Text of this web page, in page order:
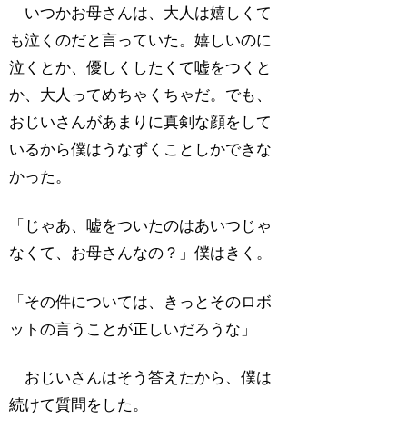
いつかお母さんは、大人は嬉しくて
も泣くのだと言っていた。嬉しいのに
泣くとか、優しくしたくて嘘をつくと
か、大人ってめちゃくちゃだ。でも、
おじいさんがあまりに真剣な顔をして
いるから僕はうなずくことしかできな
かった。
「じゃあ、嘘をついたのはあいつじゃ
なくて、お母さんなの？」僕はきく。
「その件については、きっとそのロボ
ットの言うことが正しいだろうな」
おじいさんはそう答えたから、僕は
続けて質問をした。